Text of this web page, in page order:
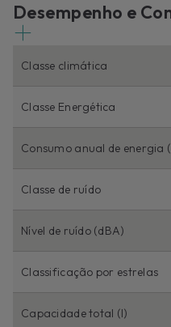
Desempenho e
Classe climática
Classe Energética
Consumo anual de energia
Classe de ruído
Nível de ruído (dBA)
Classificação por estrelas
Capacidade total (l)